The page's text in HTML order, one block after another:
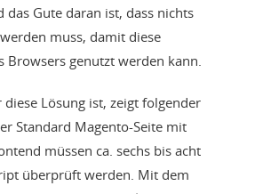
das Gute daran ist, dass nichts
muss, damit diese
Browsers genutzt werden kann.
Lösung ist, zeigt folgender
Standard Magento-Seite mit
müssen ca. sechs bis acht
überprüft werden. Mit dem